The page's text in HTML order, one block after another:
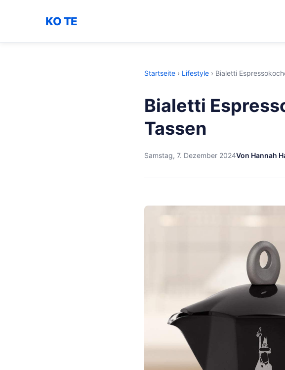
KO TE
Startseite › Lifestyle › Bialetti
Bialetti
Tassen
Samstag, 7. Dezember 2024Von Hannah